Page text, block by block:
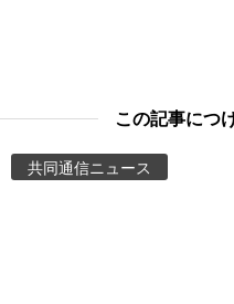
People
この記事につ
共同通信ニュース